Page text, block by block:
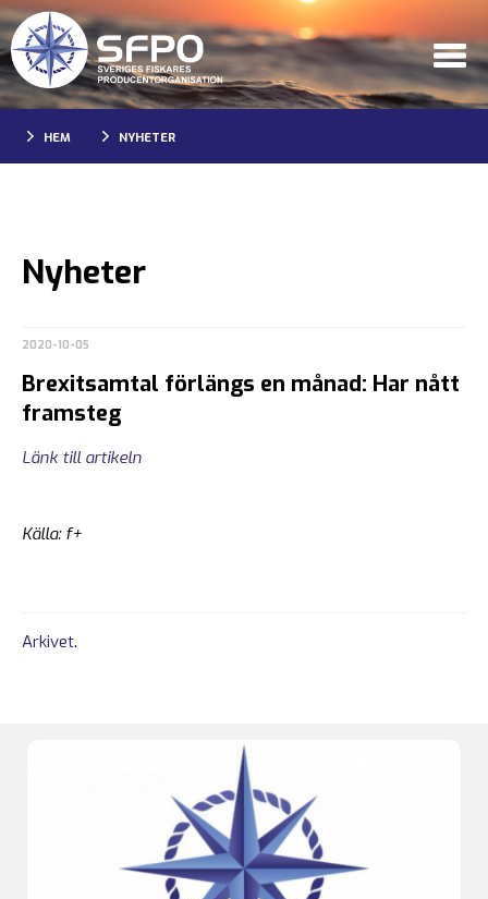
HEM NYHETER
Nyheter
2020-10-05
Brexitsamtal förlängs en månad: Har nått
framsteg
Länk till artikeln
Källa: f+
Arkivet.